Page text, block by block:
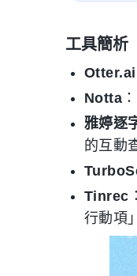
工具簡析
Otter.ai
Notta
雅婷逐
的互動
Tinrec
行動項